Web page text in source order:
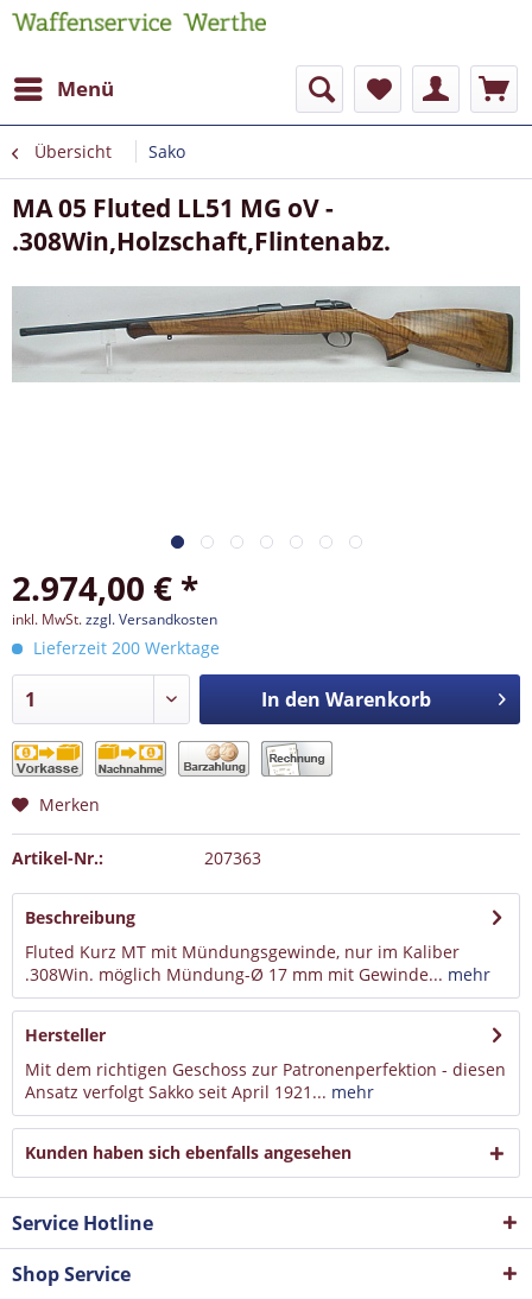
Menü
Übersicht Sako
MA 05 Fluted LL51 MG oV -
.308Win,Holzschaft,Flintenabz.
2.974,00 € *
inkl. MwSt.zzgl. Versandkosten
Lieferzeit 200 Werktage
In den Warenkorb
Merken
Artikel-Nr.: 207363
Beschreibung
Fluted Kurz MT mit Mündungsgewinde, nur im Kaliber
.308Win. möglich Mündung-Ø 17 mm mit Gewinde... mehr
Hersteller
Mit dem richtigen Geschoss zur Patronenperfektion - diesen
Ansatz verfolgt Sakko seit April 1921... mehr
Kunden haben sich ebenfalls angesehen
Service Hotline
Shop Service